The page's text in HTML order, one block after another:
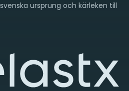
ursprung och kärleken till